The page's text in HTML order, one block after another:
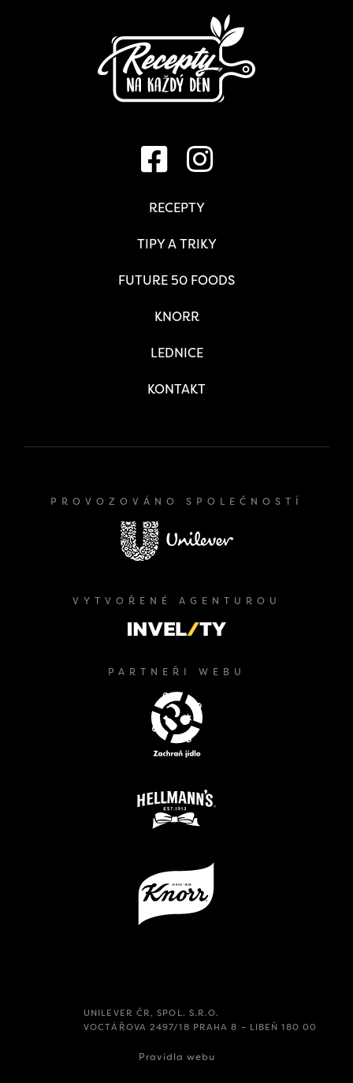
RECEPTY
TIPY A TRIKY
FUTURE 50 FOODS
KNORR
LEDNICE
KONTAKT
PROVOZOVÁNO SPOLEČNOSTÍ
VYTVOŘENÉ AGENTUROU
PARTNEŘI WEBU
UNILEVER ČR, SPOL. S.R.O.
VOCTÁŘOVA 2497/18 PRAHA 8 – LIBEŇ 180 00
Pravidla webu